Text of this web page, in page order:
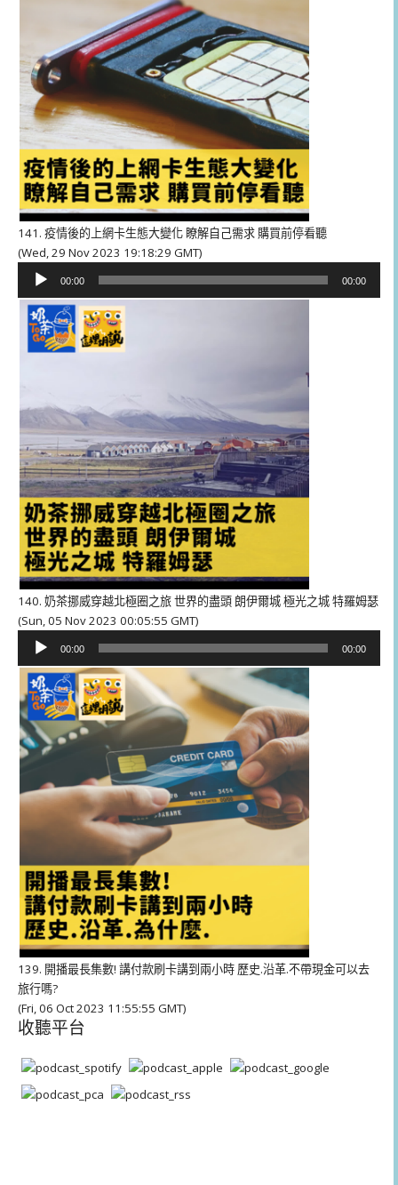
141. 疫情後的上網卡生態大變化 瞭解自己需求 購買前停看聽
(Wed, 29 Nov 2023 19:18:29 GMT)
播
器
00:00 00:00
140. 奶茶挪威穿越北極圈之旅 世界的盡頭 朗伊爾城 極光之城 特羅姆瑟
(Sun, 05 Nov 2023 00:05:55 GMT)
播
放
器
00:00 00:00
139. 開播最長集數! 講付款刷卡講到兩小時 歷史.沿革.不帶現金可以去
旅行嗎?
(Fri, 06 Oct 2023 11:55:55 GMT)
收聽平台